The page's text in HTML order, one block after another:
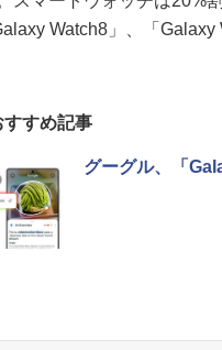
Watch8」、「Galaxy
すめ記事
グーグル、「